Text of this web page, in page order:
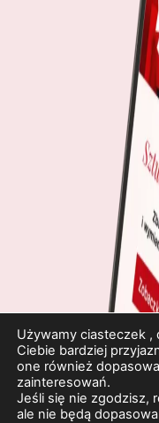
Używamy ciasteczek ,
Ciebie bardziej
one również
zainteresowań.
Jeśli się nie zgodzisz,
ale nie będą